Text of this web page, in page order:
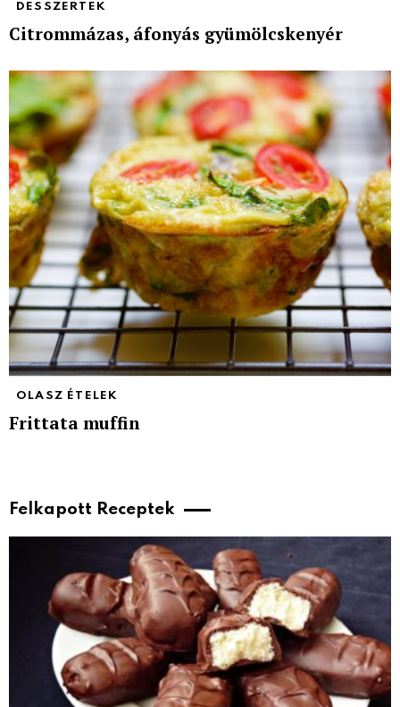
DESSZERTEK
Citrommázas, áfonyás gyümölcskenyér
OLASZ ÉTELEK
Frittata muffin
Felkapott Receptek